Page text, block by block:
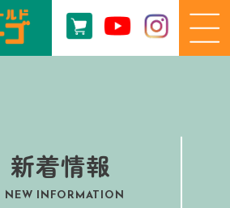
新着情報
NEW INFORMATION